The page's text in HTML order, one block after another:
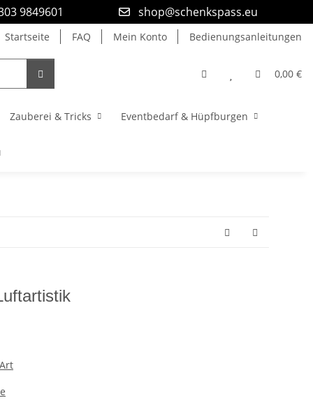
9849601 shop@schenkspass.eu
Startseite FAQ Mein Konto Bedienungsanleitungen
0,00 €
Zauberei & Tricks Eventbedarf & Hüpfburgen